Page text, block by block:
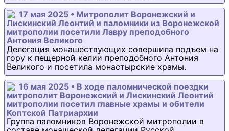
17 мая 2025 • Митрополит Воронежский и
Лискинский Леонтий и паломники из Воронежской
митрополии посетили Лавру преподобного
Антония Великого
Делегация монашествующих совершила подъем на
гору к пещерной келии преподобного Антония
Великого и посетила монастырские храмы.
16 мая 2025 • В ходе паломнической поездки
митрополит Воронежский и Лискинский Леонтий
митрополии посетил главные храмы и обители
Коптской Патриархии
Группа паломников Воронежской митрополии в